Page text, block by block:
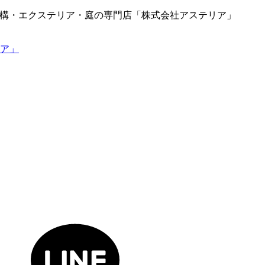
エクステリア・庭の専門店「株式会社アステリア」